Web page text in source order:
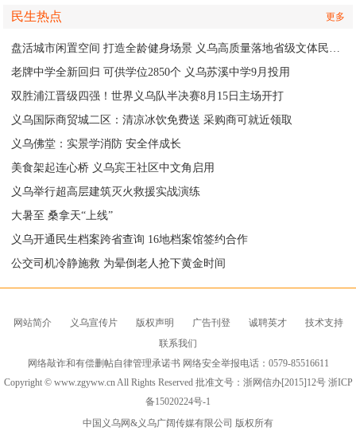
民生热点 更多
盘活城市闲置空间 打造全龄健身场景 义乌高质量落地省级文体民生实事
老牌中学全新回归 可供学位2850个 义乌苏溪中学9月投用
双胜浦江晋级四强！世界义乌队半决赛8月15日主场开打
义乌国际商贸城二区：清凉冰饮免费送 采购商可就近领取
义乌佛堂：实景学消防 安全伴成长
美食架起连心桥 义乌宾王社区中文角启用
义乌举行超高层建筑灭火救援实战演练
大暑至 桑拿天“上线”
义乌开通民生档案跨省查询 16地档案馆签约合作
公交司机冷静施救 为晕倒老人抢下黄金时间
网站简介 义乌宣传片 版权声明 广告刊登 诚聘英才
技术支持
联系我们
网络敲诈和有偿删帖自律管理承诺书 网络安全举报电话：0579-85516611
Copyright © www.zgyww.cn All Rights Reserved 批准文号：浙网信办[2015]12号 浙ICP
备15020224号-1
中国义乌网&义乌广阔传媒有限公司 版权所有